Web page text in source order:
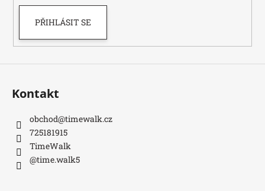
PŘIHLÁSIT SE
Kontakt
obchod@timewalk.cz
725181915
TimeWalk
@time.walk5